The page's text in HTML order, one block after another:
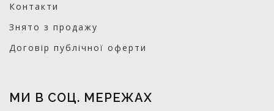
Контакти
Знято з продажу
Договір публічної оферти
МИ В СОЦ. МЕРЕЖАХ